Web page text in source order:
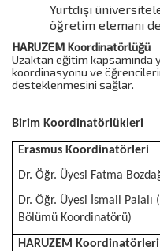
Yurtdışı
öğretim elemanı
HARUZEM Koordinatörlüğü
Uzaktan eğitim
koordinasyonu ve
desteklenmesini sağlar.
Birim Koordinatörlükleri
Erasmus Koordinatörleri
Dr. Öğr. Üyesi Fatma
Dr. Öğr. Üyesi İsmail
Bölümü Koordinatörü)
HARUZEM Koordinatörleri